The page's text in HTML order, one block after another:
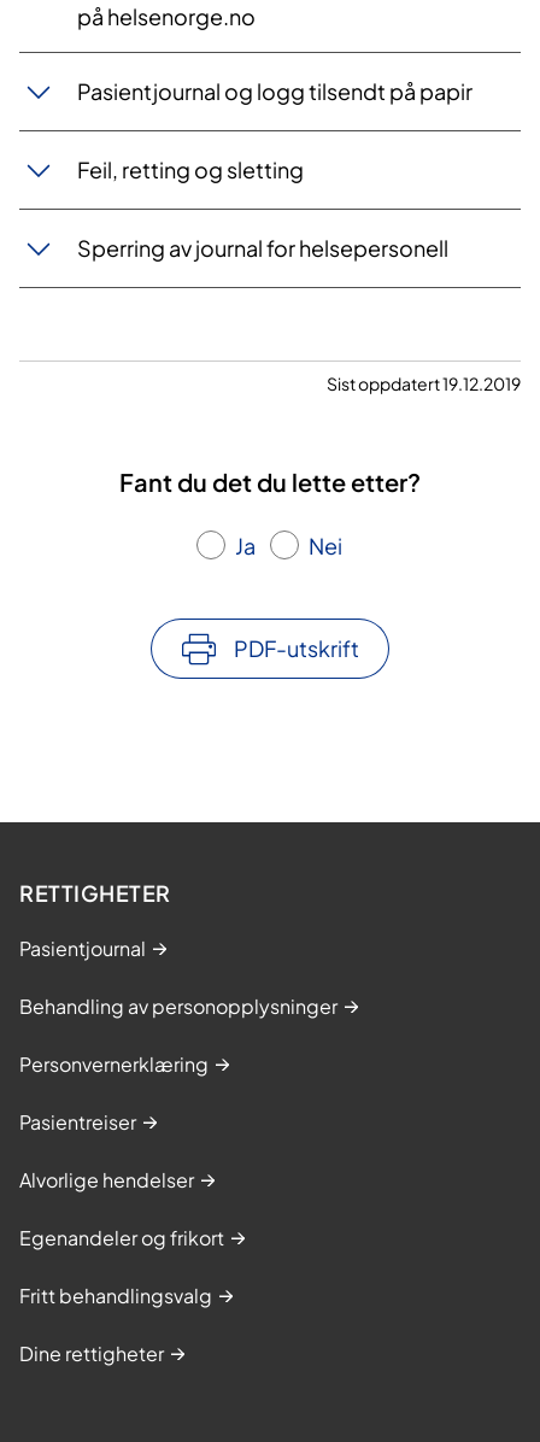
på helsenorge.no
Pasientjournal og logg tilsendt på papir
Feil, retting og sletting
Sperring av journal for helsepersonell
Sist oppdatert 19.12.2019
Fant du det du lette etter?
Ja Nei
PDF-utskrift
RETTIGHETER
Pasientjournal
Behandling av personopplysninger
Personvernerklæring
Pasientreiser
Alvorlige hendelser
Egenandeler og frikort
Fritt behandlingsvalg
Dine rettigheter